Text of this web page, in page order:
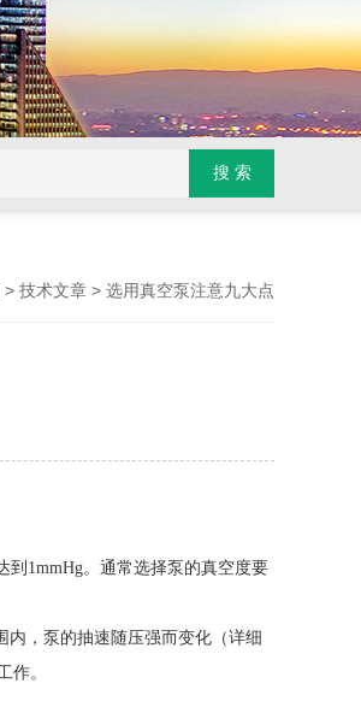
> 技术文章 > 选用真空泵注意九大点
1mmHg。通常选择泵的真空度要
，泵的抽速随压强而变化（详细
作。